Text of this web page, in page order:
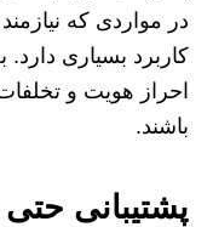
در مواردی که
کاربرد بسیاری
احراز هویت و
باشند.
پشتیبانی